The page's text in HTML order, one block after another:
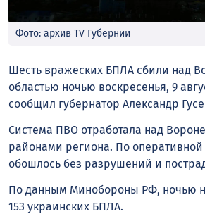
Фото: архив TV Губернии
Шесть вражеских БПЛА сбили над
областью ночью воскресенья, 9
сообщил губернатор Александр
Система ПВО отработала над
районами региона. По
обошлось без разрушений и
По данным Минобороны РФ, ночью
153 украинских БПЛА.